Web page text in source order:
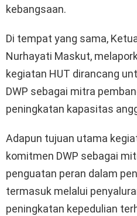
kebangsaan.
Di tempat yang sama,
Nurhayati Maskut,
kegiatan HUT dirancang
DWP sebagai mitra
peningkatan kapasitas
Adapun tujuan utama
komitmen DWP sebagai
penguatan peran dalam
termasuk melalui
peningkatan kepedulian